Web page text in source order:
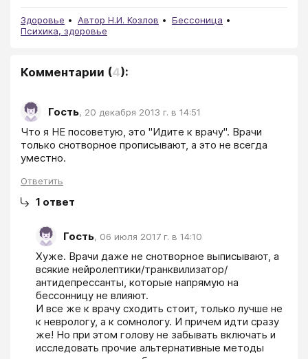
Здоровье Автор Н.И. Козлов
Бессоница
Психика, здоровье
Комментарии (4):
Гость, 20 декабря 2013 г. в 14:51
Что я НЕ посоветую, это "Идите к врачу". Врачи
только снотворное прописывают, а это не всегда
уместно.
Ответить
1 ответ
Гость, 06 июля 2017 г. в 14:10
Хуже. Врачи даже не снотворное выписывают, а
всякие нейролептики/транквилизатор/
антидепрессанты, которые напрямую на
бессонницу не влияют.
И все же к врачу сходить стоит, только лучше не
к неврологу, а к сомнологу. И причем идти сразу
же! Но при этом голову не забывать включать и
исследовать прочие альтернативные методы